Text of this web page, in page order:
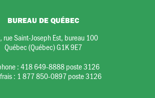
BUREAU DE QUÉBEC
rue Saint-Joseph Est, bureau 100
Québec (Québec) G1K 9E7
:418 649-8888 poste 3126
: 1 877 850-0897 poste 3126